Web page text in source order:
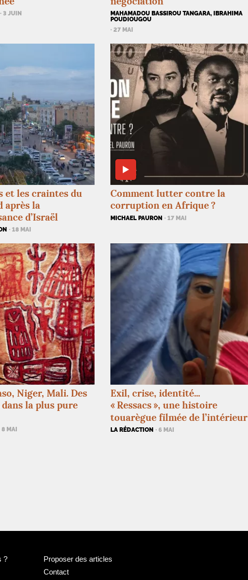
· 3 JUIN
MAHAMADOU BASSIROU TANGARA, IBRAHIMA
POUDIOUGOU
· 27 MAI
et les craintes du
après la
d’Israël
· 18 MAI
Comment lutter contre la
corruption en Afrique?
MICHAEL PAURON · 17 MAI
Niger, Mali. Des
la plus pure
8 MAI
Exil, crise, identité...
« Ressacs », une histoire
touarègue filmée de l’intérieur
LA RÉDACTION · 6 MAI
?
Proposer des articles
Contact